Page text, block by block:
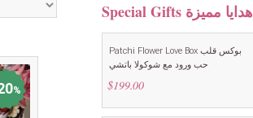
%
Special Gifts هدايا مميزة
Patchi Flower Love Box بوكس قلب
حب ورود مع شوكولا باتشي
$199.00